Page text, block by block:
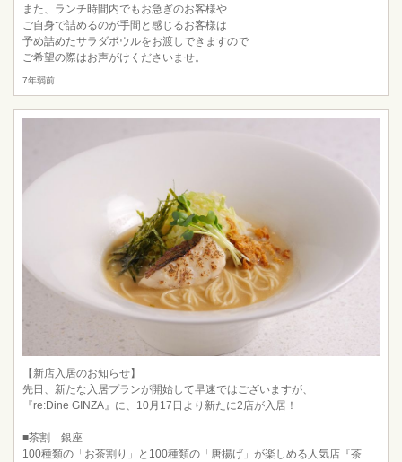
また、ランチ時間内でもお急ぎのお客様や
ご自身で詰めるのが手間と感じるお客様は
予め詰めたサラダボウルをお渡しできますので
ご希望の際はお声がけくださいませ。
7年弱前
【新店入居のお知らせ】
先日、新たな入居プランが開始して早速ではございますが、
『re:Dine GINZA』に、10月17日より新たに2店が入居！
■茶割 銀座
100種類の「お茶割り」と100種類の「唐揚げ」が楽しめる人気店『茶